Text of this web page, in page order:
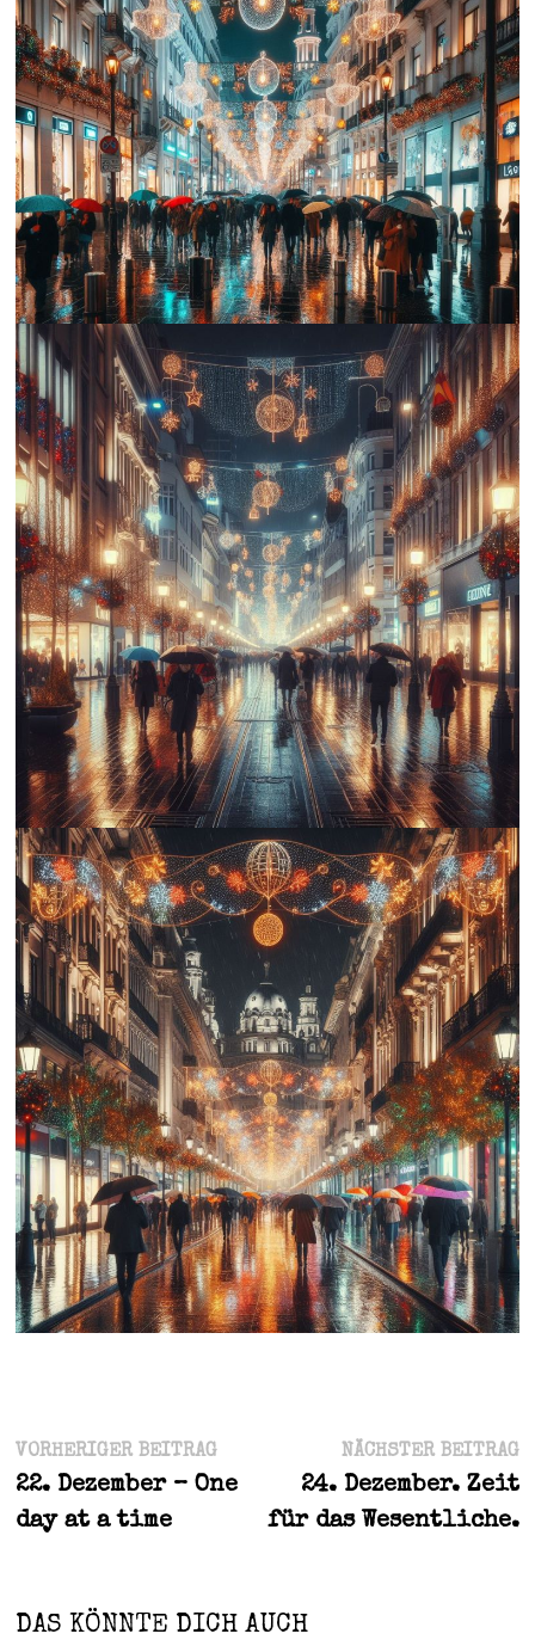
Beitragsnavigation
VORHERIGER BEITRAGVorheriger
Beitrag:
22. Dezember – One
day at a time
NÄCHSTER BEITRAG
24. Dezember. Zeit
für das Wesentliche.
DAS KÖNNTE DICH AUCH